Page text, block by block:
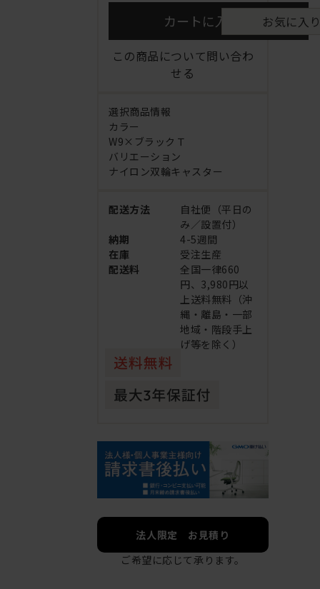
カートに入れる お気に入
この商品について問い合わ
せる
選択商品情報
カラー
W9×ブラックＴ
バリエーション
ナイロン双輪キャスター
配送方法
自社便（平日の
み／設置付）
納期
4-5週間
在庫
受注生産
配送料
全国一律660
円、3,980円以
上送料無料（沖
縄・離島・一部
地域・階段手上
げ等を除く）
法人限定 お見積り
ご希望に応じて承ります。